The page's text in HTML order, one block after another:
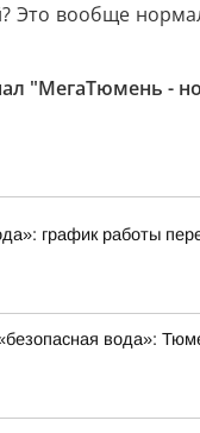
Это вообще
"МегаТюмень -
график работы
вода»: